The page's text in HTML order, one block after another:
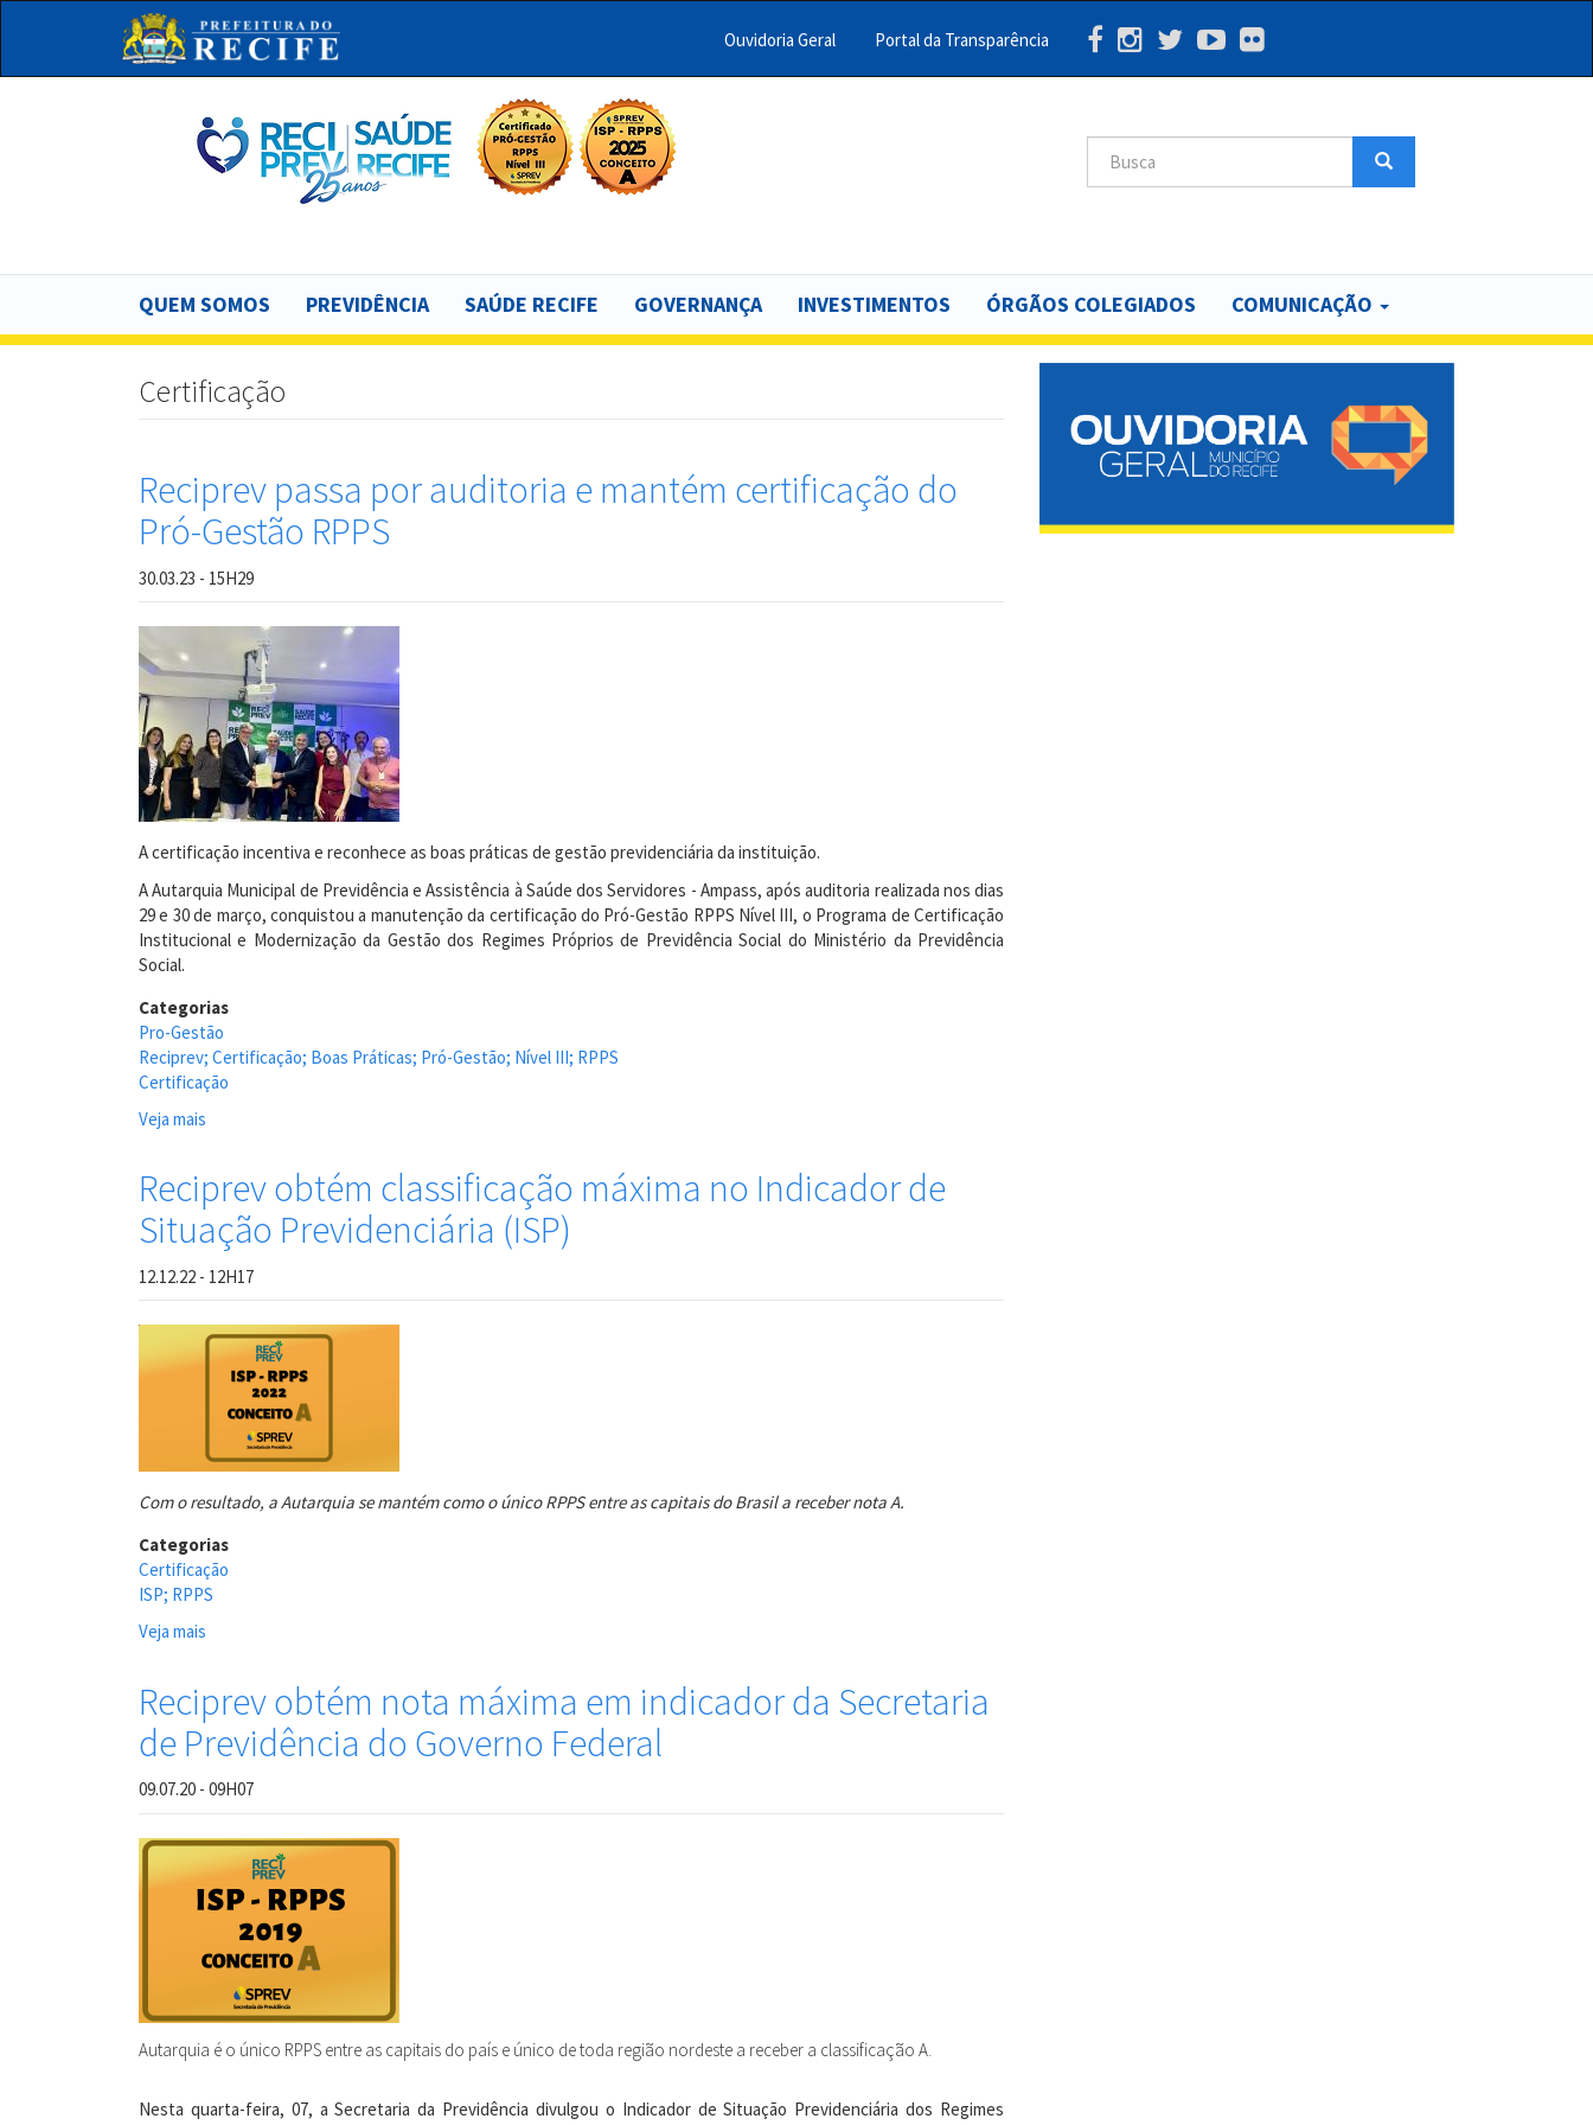
Menu
Ouvidoria Geral Portal da Transparência
Buscar Search
Main
navigation
QUEM SOMOS PREVIDÊNCIA SAÚDE RECIFE GOVERNANÇA INVESTIMENTOS ÓRGÃOS COLEGIADOS COMUNICAÇÃO
Certificação
Reciprev passa por auditoria e mantém certificação do
Pró-Gestão RPPS
30.03.23 - 15H29
A certificação incentiva e reconhece as boas práticas de gestão previdenciária da instituição.
A Autarquia Municipal de Previdência e Assistência à Saúde dos Servidores - Ampass, após auditoria realizada nos dias
29 e 30 de março, conquistou a manutenção da certificação do Pró-Gestão RPPS Nível III, o Programa de Certificação
Institucional e Modernização da Gestão dos Regimes Próprios de Previdência Social do Ministério da Previdência
Social.
Categorias
Pro-Gestão
Reciprev; Certificação; Boas Práticas; Pró-Gestão; Nível III; RPPS
Certificação
Veja mais
por
auditoria
e
mantém
Pró-
Gestão
Reciprev obtém classificação máxima no Indicador de
Situação Previdenciária (ISP)
12.12.22 - 12H17
Com o resultado, a Autarquia se mantém como o único RPPS entre as capitais do Brasil a receber nota A.
Categorias
Certificação
ISP; RPPS
Veja mais
classificação
máxima
no
Indicador
Previdenciária
Reciprev obtém nota máxima em indicador da Secretaria
de Previdência do Governo Federal
09.07.20 - 09H07
Autarquia é o único RPPS entre as capitais do país e único de toda região nordeste a receber a classificação A.
Nesta quarta-feira, 07, a Secretaria da Previdência divulgou o Indicador de Situação Previdenciária dos Regimes